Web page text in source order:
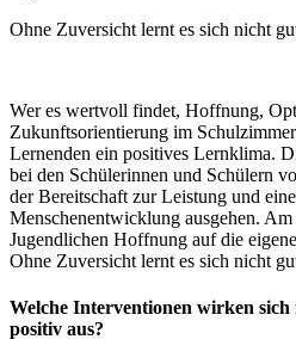
Ohne Zuversicht lernt es sich nicht
Wer es wertvoll findet, Hoffnung,
Zukunftsorientierung im
Lernenden ein positives Lernklima.
bei den Schülerinnen und Schülern
der Bereitschaft zur Leistung und
Menschenentwicklung ausgehen.
Jugendlichen Hoffnung auf die
Ohne Zuversicht lernt es sich nicht
Welche Interventionen wirken sich
positiv aus?